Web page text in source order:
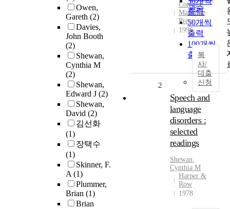
Owen,
Gareth (2)
Davies,
John Booth
(2)
Shewan,
Cynthia M
(2)
Shewan,
Edward J (2)
Shewan,
David (2)
김선화
(1)
장택수
(1)
Skinner, F.
A(1)
Plummer,
Brian (1)
Brian
관순
출력
50개씩
출력
100개씩
출력
Conway
Maritime
Press
1996
복
사/
대출
신청
2
Speech and
language
disorders :
selected
readings
Shewan,
Cynthia M
Harper &
Row
1978